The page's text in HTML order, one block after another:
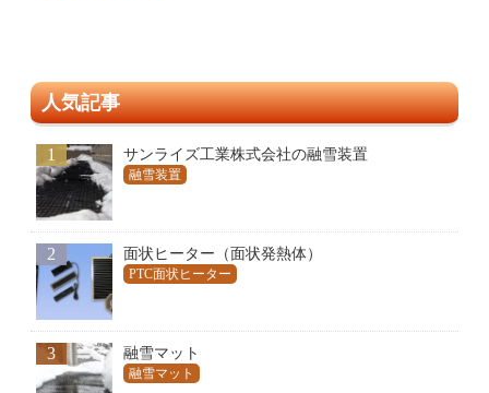
人気記事
1 サンライズ工業株式会社の融雪装置
融雪装置
2 面状ヒーター（面状発熱体）
PTC面状ヒーター
3 融雪マット
融雪マット